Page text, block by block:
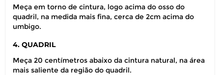
Meça em torno de cintura, logo acima do osso do
quadril, na medida mais fina, cerca de 2cm acima do
umbigo.
4. QUADRIL
Meça 20 centímetros abaixo da cintura natural, na área
mais saliente da região do quadril.